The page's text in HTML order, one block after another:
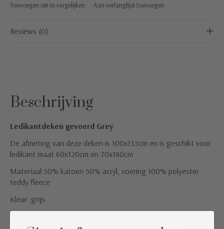
Toevoegen om te vergelijken Aan verlanglijst toevoegen
Reviews (0)
Beschrijving
Ledikantdeken gevoerd Grey
De afmeting van deze deken is 100x135cm en is geschikt voor
ledikant maat 60x120cm en 70x140cm
Materiaal:50% katoen 50% acryl, voering 100% polyester
teddy fleece
Kleur: grijs
Was instructies: Machine wasbaar op 30° wolwas